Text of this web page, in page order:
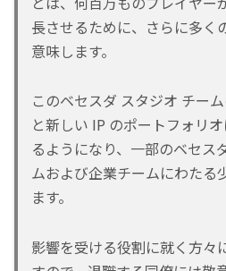
長させるために、さらに多く
意味します。
このベセスダ スタジオ チー
と新しい IP のポートフォリ
るようになり、一部のベセス
ムおよび企業チームにわたる
ます。
影響を受ける役割に就く方々